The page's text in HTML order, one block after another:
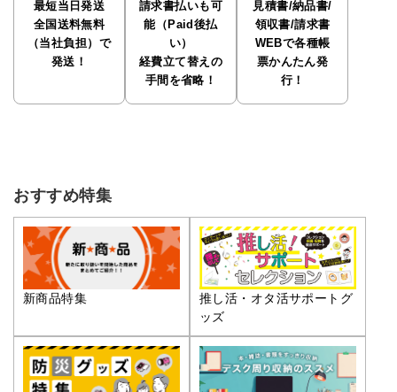
最短当日発送
全国送料無料
（当社負担）で
発送！
請求書払いも可
能（Paid後払
い）
経費立て替えの
手間を省略！
見積書/納品書/
領収書/請求書
WEBで各種帳
票かんたん発
行！
おすすめ特集
新商品特集
推し活・オタ活サポートグ
ッズ